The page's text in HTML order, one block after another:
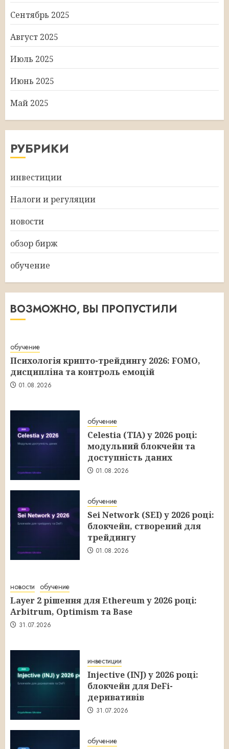
Сентябрь 2025
Август 2025
Июль 2025
Июнь 2025
Май 2025
РУБРИКИ
инвестиции
Налоги и регуляции
новости
обзор бирж
обучение
ВОЗМОЖНО, ВЫ ПРОПУСТИЛИ
обучение
Психологія крипто-трейдингу 2026: FOMO,
дисципліна та контроль емоцій
01.08.2026
обучение
Celestia (TIA) у 2026 році:
модульний блокчейн та
доступність даних
01.08.2026
обучение
Sei Network (SEI) у 2026 році:
блокчейн, створений для
трейдингу
01.08.2026
новости обучение
Layer 2 рішення для Ethereum у 2026 році:
Arbitrum, Optimism та Base
31.07.2026
инвестиции
Injective (INJ) у 2026 році:
блокчейн для DeFi-
деривативів
31.07.2026
обучение